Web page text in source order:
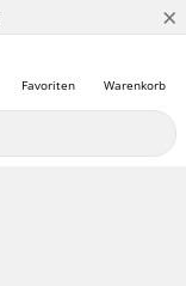
×
Warenkorb
Favoriten